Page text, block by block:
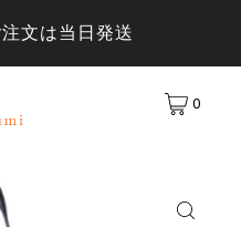
文は当日発送
0